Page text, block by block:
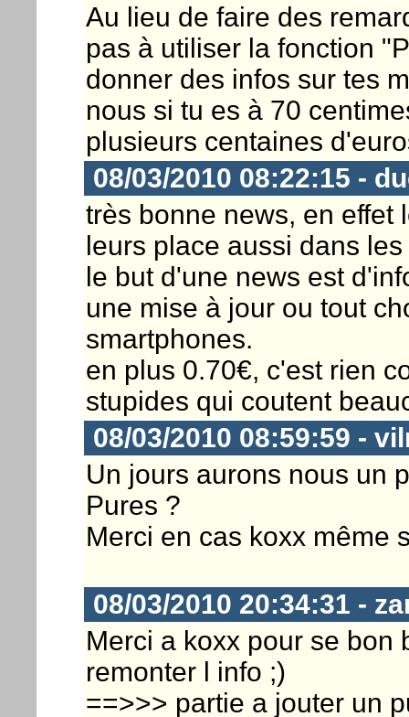
Au lieu de faire des
pas à utiliser la fonction
donner des infos sur tes
nous si tu es à 70
plusieurs centaines
08/03/2010 08:22:15 -
très bonne news, en effet
leurs place aussi dans
le but d'une news est
une mise à jour ou tout
smartphones.
en plus 0.70€, c'est rien
stupides qui coutent
08/03/2010 08:59:59 -
Un jours aurons nous un
Pures ?
Merci en cas koxx même
08/03/2010 20:34:31 -
Merci a koxx pour se bon
remonter l info ;)
==>>> partie a jouter un